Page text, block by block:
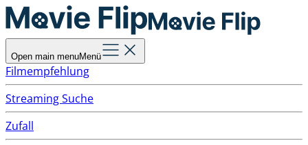
Open main menuMenü
Filmempfehlung
Streaming Suche
Zufall